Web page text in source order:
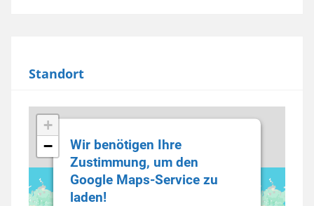
Standort
+
−
Wir benötigen Ihre
Zustimmung, um den
Google Maps-Service zu
laden!